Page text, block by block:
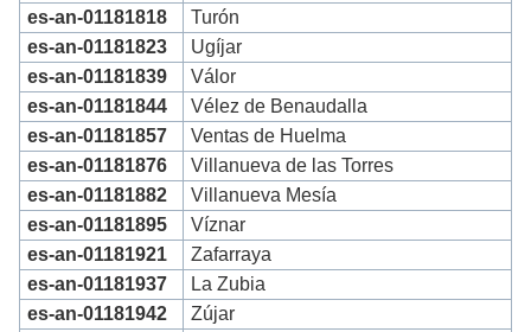
es-an-01181818
Turón
es-an-01181823
Ugíjar
es-an-01181839
Válor
es-an-01181844
Vélez de Benaudalla
es-an-01181857
Ventas de Huelma
es-an-01181876
Villanueva de las Torres
es-an-01181882
Villanueva Mesía
es-an-01181895
Víznar
es-an-01181921
Zafarraya
es-an-01181937
La Zubia
es-an-01181942
Zújar